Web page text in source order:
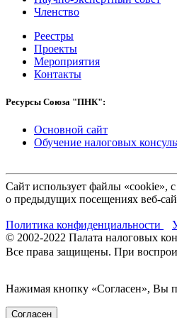
Членство
Реестры
Проекты
Мероприятия
Контакты
Ресурсы Союза "ПНК":
Основной сайт
Обучение налоговых
Сайт использует файлы «cookie»,
о предыдущих посещениях веб-
Политика конфиденциальности
© 2002-2022 Палата налоговых
Все права защищены. При
Нажимая кнопку «Согласен», Вы
Согласен